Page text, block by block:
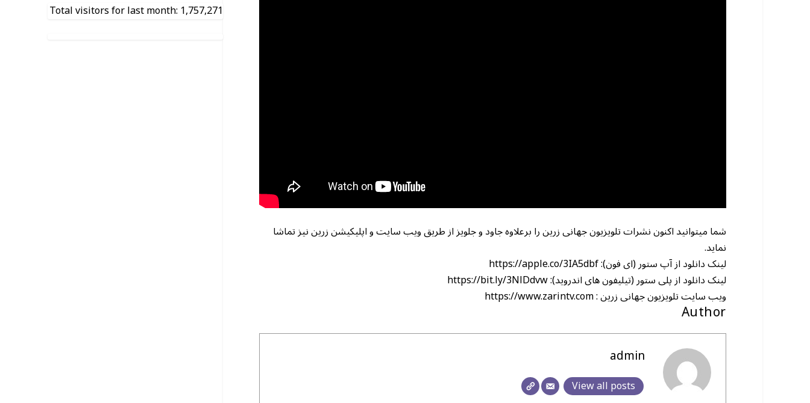
شما میتوانید اکنون نشرات تلویزیون جهانی زرین را برعلاوه جاود و جلویز از طریق ویب سایت و اپلیکیشن زرین نیز تماشا
نماید.
لینک دانلود از آپ ستور (ای فون):https://apple.co/3IA5dbf
لینک دانلود از پلی ستور (تیلیفون های اندروید):https://bit.ly/3NlDdvw
ویب سایت تلویزیون جهانی زرین :https://www.zarintv.com
Author
admin
View all posts
Total visitors for last month: 1,757,271